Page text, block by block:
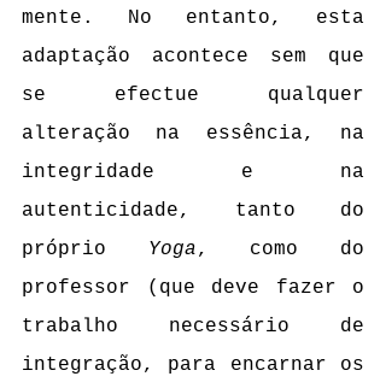
mente. No entanto, esta
adaptação acontece sem que
se efectue qualquer
alteração na essência, na
integridade e na
autenticidade, tanto do
próprio Yoga, como do
professor (que deve fazer o
trabalho necessário de
integração, para encarnar os